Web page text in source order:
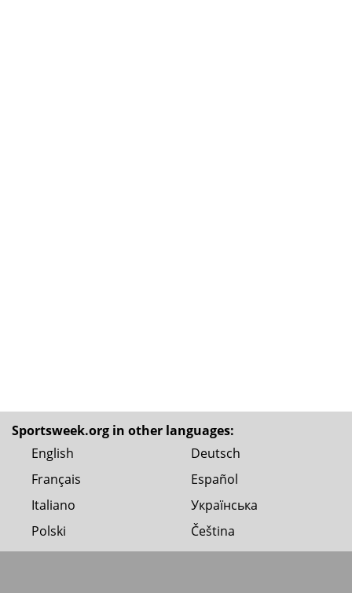
Sportsweek.org in other languages:
English
Deutsch
Français
Español
Italiano
Українська
Polski
Čeština